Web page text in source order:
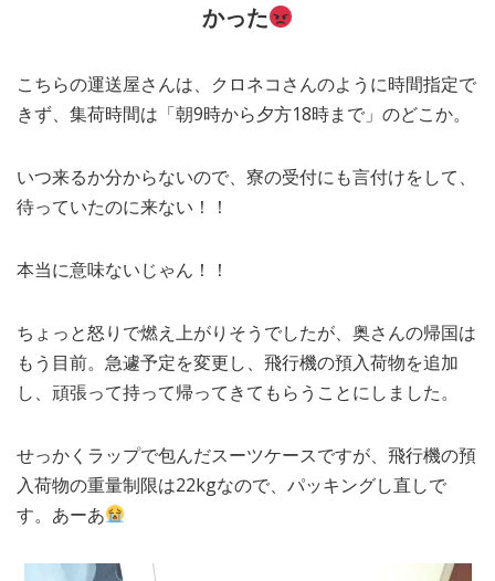
かった
こちらの運送屋さんは、クロネコさんのように時間指定で
きず、集荷時間は「朝9時から夕方18時まで」のどこか。
いつ来るか分からないので、寮の受付にも言付けをして、
待っていたのに来ない！！
本当に意味ないじゃん！！
ちょっと怒りで燃え上がりそうでしたが、奥さんの帰国は
もう目前。急遽予定を変更し、飛行機の預入荷物を追加
し、頑張って持って帰ってきてもらうことにしました。
せっかくラップで包んだスーツケースですが、飛行機の預
入荷物の重量制限は22kgなので、パッキングし直しで
す。あーあ